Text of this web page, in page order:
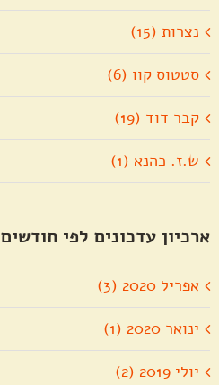
נצרות (15)
סטטוס קוו (6)
קבר דוד (19)
ש.ז. כהנא (1)
ארכיון עדכונים לפי חודשים
אפריל 2020 (3)
ינואר 2020 (1)
יולי 2019 (2)